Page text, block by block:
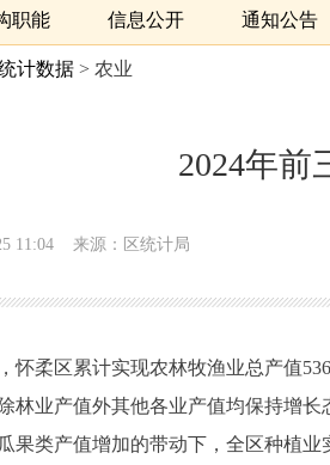
职能 信息公开 通知公告
计数据 > 农业
2024年前
11:04 来源：区统计局
柔区累计实现农林牧渔业总产值
林业产值外其他各业产值均保持增
类产值增加的带动下，全区种植业实